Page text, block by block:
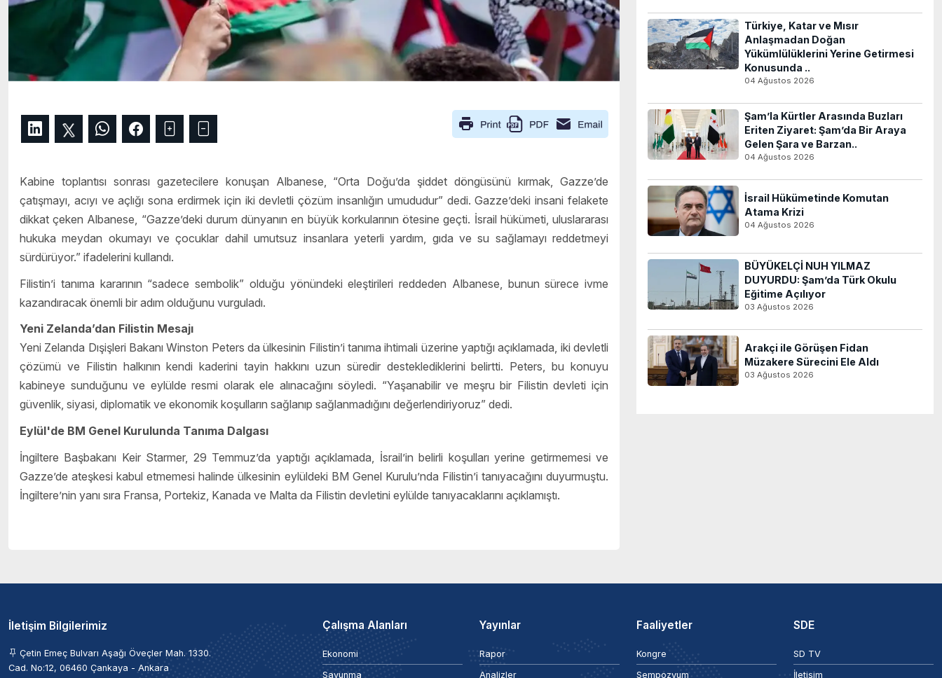
Kabine toplantısı sonrası gazetecilere konuşan Albanese, “Orta Doğu’da şiddet döngüsünü kırmak, Gazze’de
çatışmayı, acıyı ve açlığı sona erdirmek için iki devletli çözüm insanlığın umududur” dedi. Gazze’deki insani felakete
dikkat çeken Albanese, “Gazze’deki durum dünyanın en büyük korkularının ötesine geçti. İsrail hükümeti, uluslararası
hukuka meydan okumayı ve çocuklar dahil umutsuz insanlara yeterli yardım, gıda ve su sağlamayı reddetmeyi
sürdürüyor.” ifadelerini kullandı.
Filistin’i tanıma kararının “sadece sembolik” olduğu yönündeki eleştirileri reddeden Albanese, bunun sürece ivme
kazandıracak önemli bir adım olduğunu vurguladı.
Yeni Zelanda’dan Filistin Mesajı
Yeni Zelanda Dışişleri Bakanı Winston Peters da ülkesinin Filistin’i tanıma ihtimali üzerine yaptığı açıklamada, iki devletli
çözümü ve Filistin halkının kendi kaderini tayin hakkını uzun süredir desteklediklerini belirtti. Peters, bu konuyu
kabineye sunduğunu ve eylülde resmi olarak ele alınacağını söyledi. “Yaşanabilir ve meşru bir Filistin devleti için
güvenlik, siyasi, diplomatik ve ekonomik koşulların sağlanıp sağlanmadığını değerlendiriyoruz” dedi.
Eylül'de BM Genel Kurulunda Tanıma Dalgası
İngiltere Başbakanı Keir Starmer, 29 Temmuz’da yaptığı açıklamada, İsrail’in belirli koşulları yerine getirmemesi ve
Gazze’de ateşkesi kabul etmemesi halinde ülkesinin eylüldeki BM Genel Kurulu’nda Filistin’i tanıyacağını duyurmuştu.
İngiltere’nin yanı sıra Fransa, Portekiz, Kanada ve Malta da Filistin devletini eylülde tanıyacaklarını açıklamıştı.
Türkiye, Katar ve Mısır
Anlaşmadan Doğan
Yükümlülüklerini Yerine Getirmesi
Konusunda ..
04 Ağustos 2026
Şam’la Kürtler Arasında Buzları
Eriten Ziyaret: Şam’da Bir Araya
Gelen Şara ve Barzan..
04 Ağustos 2026
İsrail Hükümetinde Komutan
Atama Krizi
04 Ağustos 2026
BÜYÜKELÇİ NUH YILMAZ
DUYURDU: Şam’da Türk Okulu
Eğitime Açılıyor
03 Ağustos 2026
Arakçi ile Görüşen Fidan
Müzakere Sürecini Ele Aldı
03 Ağustos 2026
İletişim Bilgilerimiz
Çetin Emeç Bulvarı Aşağı Öveçler Mah. 1330.
Cad. No:12, 06460 Çankaya - Ankara
Çalışma Alanları
Ekonomi
Savunma
Yayınlar
Rapor
Analizler
Faaliyetler
Kongre
Sempozyum
SDE
SD TV
İletişim